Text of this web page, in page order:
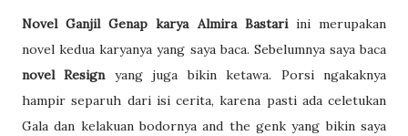
Novel Ganjil Genap karya Almira Bastariini merupakan
novel kedua karyanya yang saya baca. Sebelumnya saya baca
novel Resignyang juga bikin ketawa. Porsi ngakaknya
hampir separuh dari isi cerita, karena pasti ada celetukan
Gala dan kelakuan bodornya and the genk yang bikin saya